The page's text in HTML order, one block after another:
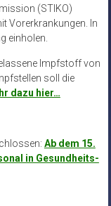
(STIKO)
Vorerkrankungen. In
einholen.
Impfstoff von
soll die
dazu hier…
Ab dem 15.
in Gesundheits-